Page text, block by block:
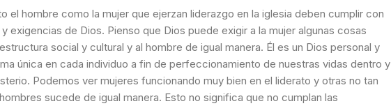
el hombre como la mujer que ejerzan liderazgo en la iglesia deben cumplir con
exigencias de Dios. Pienso que Dios puede exigir a la mujer algunas cosas
social y cultural y al hombre de igual manera. Él es un Dios personal y
única en cada individuo a fin de perfeccionamiento de nuestras vidas dentro y
Podemos ver mujeres funcionando muy bien en el liderato y otras no tan
sucede de igual manera. Esto no significa que no cumplan las